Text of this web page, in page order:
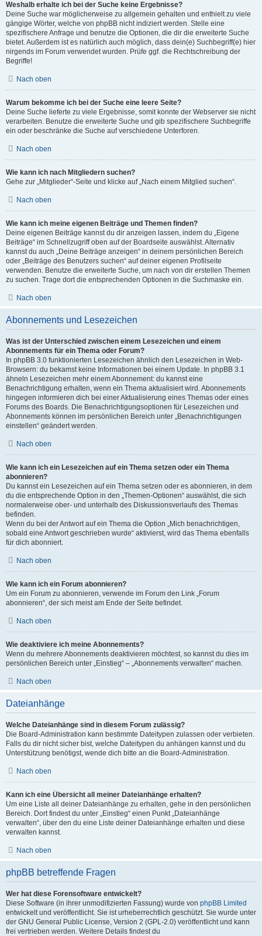
Weshalb erhalte ich bei der Suche keine Ergebnisse?
Deine Suche war möglicherweise zu allgemein gehalten und enthielt zu viele
gängige Wörter, welche von phpBB nicht indiziert werden. Stelle eine
spezifischere Anfrage und benutze die Optionen, die dir die erweiterte Suche
bietet. Außerdem ist es natürlich auch möglich, dass dein(e) Suchbegriff(e) hier
nirgends im Forum verwendet wurden. Prüfe ggf. die Rechtschreibung der
Begriffe!
Nach oben
Warum bekomme ich bei der Suche eine leere Seite?
Deine Suche lieferte zu viele Ergebnisse, somit konnte der Webserver sie nicht
verarbeiten. Benutze die erweiterte Suche und gib spezifischere Suchbegriffe
ein oder beschränke die Suche auf verschiedene Unterforen.
Nach oben
Wie kann ich nach Mitgliedern suchen?
Gehe zur „Mitglieder“-Seite und klicke auf „Nach einem Mitglied suchen“.
Nach oben
Wie kann ich meine eigenen Beiträge und Themen finden?
Deine eigenen Beiträge kannst du dir anzeigen lassen, indem du „Eigene
Beiträge“ im Schnellzugriff oben auf der Boardseite auswählst. Alternativ
kannst du auch „Deine Beiträge anzeigen“ in deinem persönlichen Bereich
oder „Beiträge des Benutzers suchen“ auf deiner eigenen Profilseite
verwenden. Benutze die erweiterte Suche, um nach von dir erstellen Themen
zu suchen. Trage dort die entsprechenden Optionen in die Suchmaske ein.
Nach oben
Abonnements und Lesezeichen
Was ist der Unterschied zwischen einem Lesezeichen und einem
Abonnements für ein Thema oder Forum?
In phpBB 3.0 funktionierten Lesezeichen ähnlich den Lesezeichen in Web-
Browsern: du bekamst keine Informationen bei einem Update. In phpBB 3.1
ähneln Lesezeichen mehr einem Abonnement: du kannst eine
Benachrichtigung erhalten, wenn ein Thema aktualisiert wird. Abonnements
hingegen informieren dich bei einer Aktualisierung eines Themas oder eines
Forums des Boards. Die Benachrichtigungsoptionen für Lesezeichen und
Abonnements können im persönlichen Bereich unter „Benachrichtigungen
einstellen“ geändert werden.
Nach oben
Wie kann ich ein Lesezeichen auf ein Thema setzen oder ein Thema
abonnieren?
Du kannst ein Lesezeichen auf ein Thema setzen oder es abonnieren, in dem
du die entsprechende Option in den „Themen-Optionen“ auswählst, die sich
normalerweise ober- und unterhalb des Diskussionsverlaufs des Themas
befinden.
Wenn du bei der Antwort auf ein Thema die Option „Mich benachrichtigen,
sobald eine Antwort geschrieben wurde“ aktivierst, wird das Thema ebenfalls
für dich abonniert.
Nach oben
Wie kann ich ein Forum abonnieren?
Um ein Forum zu abonnieren, verwende im Forum den Link „Forum
abonnieren“, der sich meist am Ende der Seite befindet.
Nach oben
Wie deaktiviere ich meine Abonnements?
Wenn du mehrere Abonnements deaktivieren möchtest, so kannst du dies im
persönlichen Bereich unter „Einstieg“ – „Abonnements verwalten“ machen.
Nach oben
Dateianhänge
Welche Dateianhänge sind in diesem Forum zulässig?
Die Board-Administration kann bestimmte Dateitypen zulassen oder verbieten.
Falls du dir nicht sicher bist, welche Dateitypen du anhängen kannst und du
Unterstützung benötigst, wende dich bitte an die Board-Administration.
Nach oben
Kann ich eine Übersicht all meiner Dateianhänge erhalten?
Um eine Liste all deiner Dateianhänge zu erhalten, gehe in den persönlichen
Bereich. Dort findest du unter „Einstieg“ einen Punkt „Dateianhänge
verwalten“, über den du eine Liste deiner Dateianhänge erhalten und diese
verwalten kannst.
Nach oben
phpBB betreffende Fragen
Wer hat diese Forensoftware entwickelt?
Diese Software (in ihrer unmodifizierten Fassung) wurde von phpBB Limited
entwickelt und veröffentlicht. Sie ist urheberrechtlich geschützt. Sie wurde unter
der GNU General Public License, Version 2 (GPL-2.0) veröffentlicht und kann
frei vertrieben werden. Weitere Details findest du